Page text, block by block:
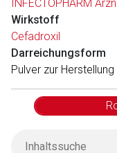
INFECTOPHARM
Wirkstoff
Cefadroxil
Darreichungsform
Pulver zur